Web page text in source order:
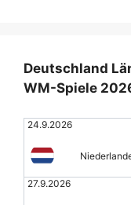
Deutschland
WM-Spiele
24.9.2026
27.9.2026